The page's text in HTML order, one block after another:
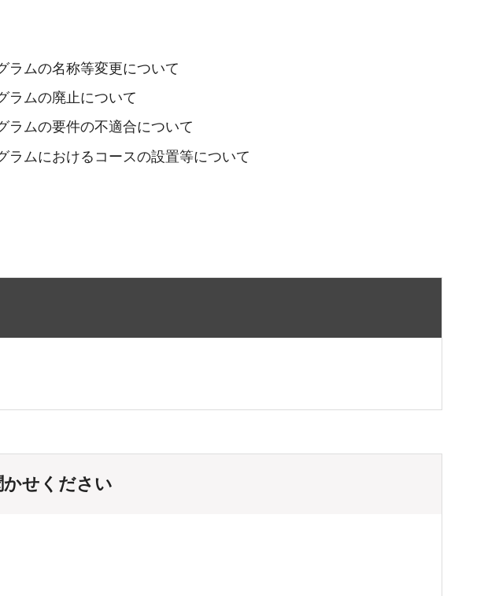
ラムの名称等変更について
ラムの廃止について
ラムの要件の不適合について
ラムにおけるコースの設置等について
せください